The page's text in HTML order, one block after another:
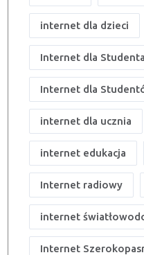
internet dla dzieci
Internet dla Studenta
Internet dla
internet dla ucznia
internet edukacja
Internet radiowy
internet
Internet